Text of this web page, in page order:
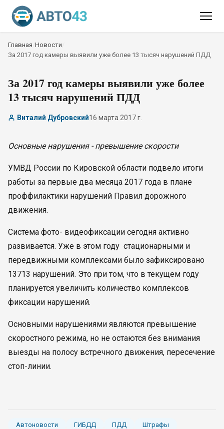
Главная Новости
За 2017 год камеры выявили уже более 13 тысяч нарушений ПДД
За 2017 год камеры выявили уже более
13 тысяч нарушений ПДД
Виталий Дубровский16 марта 2017 г.
Основные нарушения - превышение скорости
УМВД России по Кировской области подвело итоги
работы за первые два месяца 2017 года в плане
проффилактики нарушений Правил дорожного
движения.
Система фото- видеофиксации сегодня активно
развивается. Уже в этом году стационарными и
передвижными комплексами было зафиксировано
13713 нарушений. Это при том, что в текущем году
планируется увеличить количество комплексов
фиксации нарушений.
Основными нарушениями являются превышение
скоростного режима, но не остаются без внимания
выезды на полосу встречного движения, пересечение
стоп-линии.
Автоновости ГИБДД ПДД Штрафы